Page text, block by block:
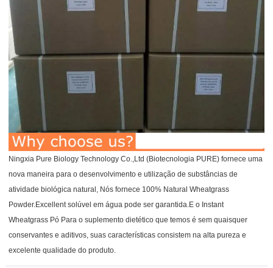
Ningxia Pure Biology Technology Co.,Ltd (Biotecnologia PURE) fornece uma
nova maneira para o desenvolvimento e utilização de substâncias de
atividade biológica natural, Nós fornece 100% Natural Wheatgrass
Powder.Excellent solúvel em água pode ser garantida.E o Instant
Wheatgrass Pó Para o suplemento dietético que temos é sem quaisquer
conservantes e aditivos, suas características consistem na alta pureza e
excelente qualidade do produto.